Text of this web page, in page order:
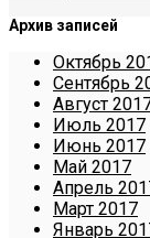
Архив записей
Октябрь
Сентябрь
Август
Июль 2017
Июнь 2017
Май 2017
Апрель
Март 2017
Январь